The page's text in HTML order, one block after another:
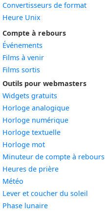
Convertisseurs de format
Heure Unix
Compte à rebours
Événements
Films à venir
Films sortis
Outils pour webmasters
Widgets gratuits
Horloge analogiqueWidget
Horloge numériqueWidget
Horloge textuelleWidget
Horloge motWidget
Minuteur de compte à rebours
Heures de prièreWidget
Météo
Lever et coucher du soleil
Phase lunaireWidget